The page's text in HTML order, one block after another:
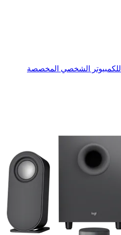
مكبرات صوت LIGHTSYNC للكمبيوتر الشخصي المخصصة